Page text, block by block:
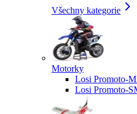
Všechny kategorie
Motorky
Losi Promoto-
Losi Promoto-